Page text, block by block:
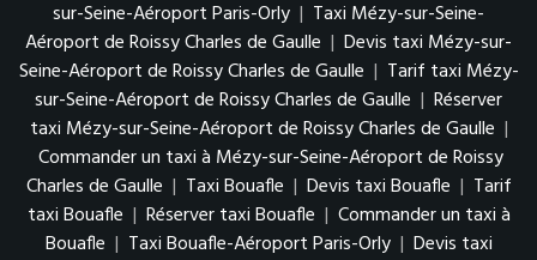
sur-Seine-Aéroport Paris-Orly | Taxi Mézy-sur-Seine-
Aéroport de Roissy Charles de Gaulle | Devis taxi Mézy-sur-
Seine-Aéroport de Roissy Charles de Gaulle | Tarif taxi Mézy-
sur-Seine-Aéroport de Roissy Charles de Gaulle | Réserver
taxi Mézy-sur-Seine-Aéroport de Roissy Charles de Gaulle |
Commander un taxi à Mézy-sur-Seine-Aéroport de Roissy
Charles de Gaulle | Taxi Bouafle | Devis taxi Bouafle | Tarif
taxi Bouafle | Réserver taxi Bouafle | Commander un taxi à
Bouafle | Taxi Bouafle-Aéroport Paris-Orly | Devis taxi